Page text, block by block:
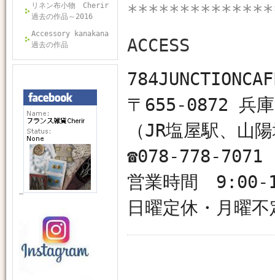
リネン布小物 Cherir
過去の作品～2016
Accessory kanakana
過去の作品
ACCESS
〒655-0872 兵
（JR塩屋駅、山
☎︎078-778-7071
営業時間 9:00-
日曜定休・月曜不